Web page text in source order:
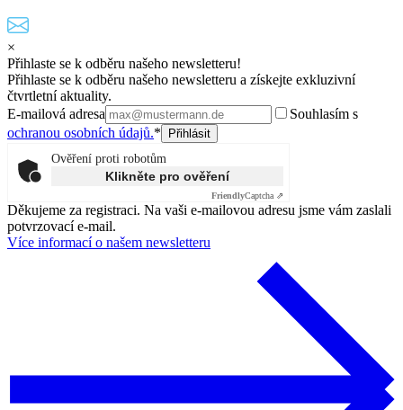
×
Přihlaste se k odběru našeho newsletteru!
Přihlaste se k odběru našeho newsletteru a získejte exkluzivní
čtvrtletní aktuality.
E-mailová adresa
Souhlasím s
ochranou osobních údajů.*
Ověření proti robotům
Klikněte pro ověření
FriendlyCaptcha ⇗
Děkujeme za registraci. Na vaši e-mailovou adresu jsme vám zaslali
potvrzovací e-mail.
Více informací o našem newsletteru